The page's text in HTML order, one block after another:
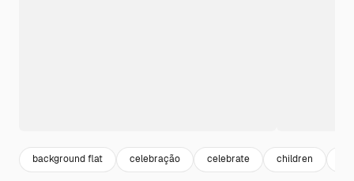
background flat celebração celebrate children